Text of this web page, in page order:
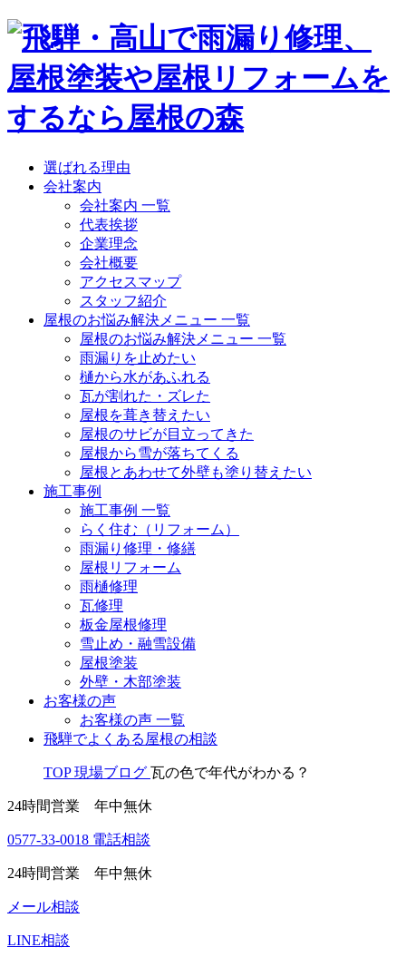
選ばれる理由
会社案内
会社案内 一覧
代表挨拶
企業理念
会社概要
アクセスマップ
スタッフ紹介
屋根のお悩み解決メニュー 一覧
屋根のお悩み解決メニュー 一覧
雨漏りを止めたい
樋から水があふれる
瓦が割れた・ズレた
屋根を葺き替えたい
屋根のサビが目立ってきた
屋根から雪が落ちてくる
屋根とあわせて外壁も塗り替えたい
施工事例
施工事例 一覧
らく住む（リフォーム）
雨漏り修理・修繕
屋根リフォーム
雨樋修理
瓦修理
板金屋根修理
雪止め・融雪設備
屋根塗装
外壁・木部塗装
お客様の声
お客様の声 一覧
飛騨でよくある屋根の相談
TOP 現場ブログ 瓦の色で年代がわかる？
24時間営業 年中無休
0577-33-0018 電話相談
24時間営業 年中無休
メール相談
LINE相談